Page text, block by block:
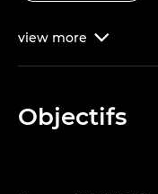
view more 
Objectifs